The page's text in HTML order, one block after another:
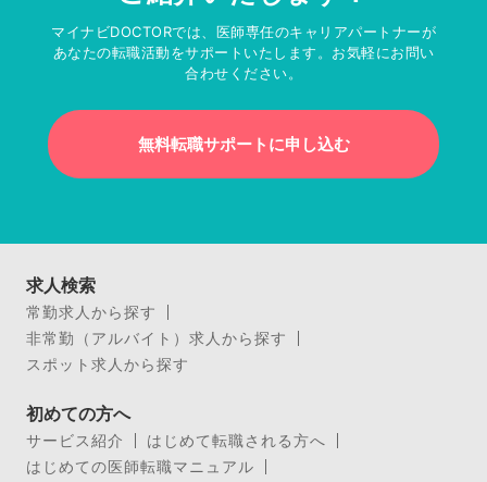
マイナビDOCTORでは、医師専任のキャリアパートナーが
あなたの転職活動をサポートいたします。お気軽にお問い
合わせください。
無料転職サポートに申し込む
求人検索
常勤求人から探す
非常勤（アルバイト）求人から探す
スポット求人から探す
初めての方へ
サービス紹介
はじめて転職される方へ
はじめての医師転職マニュアル